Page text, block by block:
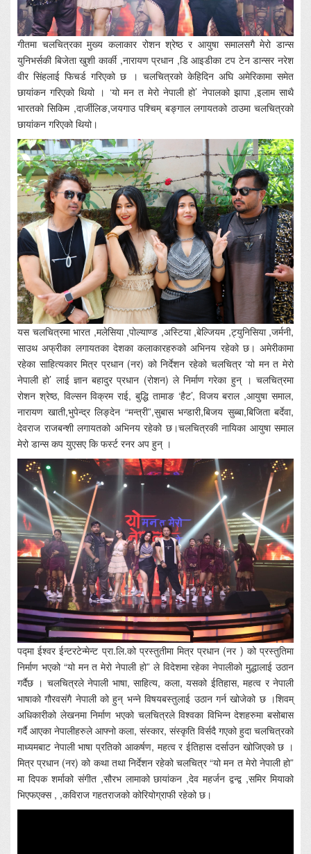
गीतमा चलचित्रका मुख्य कलाकार रोशन श्रेष्ठ र आयुषा समालसगै मेरो डान्स
युनिभर्सकी बिजेता खुशी कार्की ,नारायण प्रधान ,डि आइडीका टप टेन डान्सर नरेश
वीर सिंहलाई फिचर्ड गरिएको छ । चलचित्रको केहिदिन अघि अमेरिकामा समेत
छायांकन गरिएको थियो । ‘यो मन त मेरो नेपाली हो’ नेपालको झापा ,इलाम साथै
भारतको सिकिम ,दार्जीलिङ,जयगाउ पश्चिम् बङ्गाल लगायतको ठाउमा चलचित्रको
छायांकन गरिएको थियो।
यस चलचित्रमा भारत ,मलेसिया ,पोल्याण्ड ,अस्टिया ,बेल्जियम ,ट्युनिसिया ,जर्मनी,
साउथ अफ्रीका लगायतका देशका कलाकारहरुको अभिनय रहेको छ। अमेरीकामा
रहेका साहित्यकार मित्र प्रधान (नर) को निर्देशन रहेको चलचित्र ‘यो मन त मेरो
नेपाली हो’ लाई ज्ञान बहादुर प्रधान (रोशन) ले निर्माण गरेका हुन् । चलचित्रमा
रोशन श्रेष्ठ, विल्सन विक्रम राई, बुद्धि तामाङ ‘हैट’, विजय बराल ,आयुषा समाल,
नारायण खाती,भुपेन्द्र लिङ्देन “मन्त्री”,सुबास भन्डारी,बिजय सुब्बा,बिजिता बर्देवा,
देवराज राजबन्शी लगायतको अभिनय रहेको छ।चलचित्रकी नायिका आयुषा समाल
मेरो डान्स कप युएसए कि फर्स्ट रनर अप हुन् ।
पद्मा ईश्वर ईन्टरटेन्मेन्ट प्रा.लि.को प्रस्तुतीमा मित्र प्रधान (नर ) को प्रस्तुतिमा
निर्माण भएको “यो मन त मेरो नेपाली हो” ले विदेशमा रहेका नेपालीको मुद्धालाई उठान
गर्दैछ । चलचित्रले नेपाली भाषा, साहित्य, कला, यसको ईतिहास, महत्व र नेपाली
भाषाको गौरवसंगै नेपाली को हुन् भन्ने विषयबस्तुलाई उठान गर्न खोजेको छ ।शिवम्
अधिकारीको लेखनमा निर्माण भएको चलचित्रले विश्वका विभिन्न देशहरुमा बसोबास
गर्दै आएका नेपालीहरुले आफ्नो कला, संस्कार, संस्कृति विर्सदै गएको हुदा चलचित्रको
माध्यमबाट नेपाली भाषा प्रतिको आकर्षण, महत्व र ईतिहास दर्साउन खोजिएको छ ।
मित्र प्रधान (नर) को कथा तथा निर्देशन रहेको चलचित्र “यो मन त मेरो नेपाली हो”
मा दिपक शर्माको संगीत ,सौरभ लामाको छायांकन ,देव महर्जन द्वन्द्व ,समिर मियाको
भिएफएक्स , ,कविराज गहतराजको कोरियोग्राफी रहेको छ।